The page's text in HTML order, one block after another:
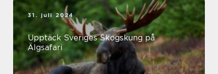
31. juli 2024
Upptäck Sveriges Skogskung på
Älgsafari